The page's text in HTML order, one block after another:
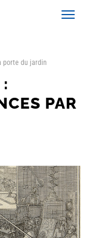
porte du jardin
PAR